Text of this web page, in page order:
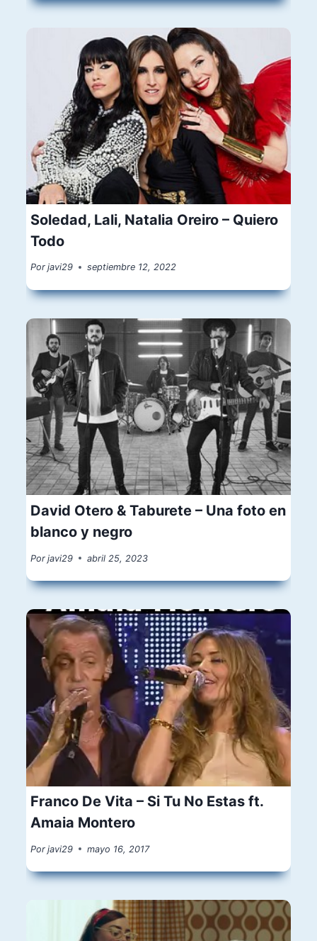
Soledad, Lali, Natalia Oreiro – Quiero
Todo
Por javi29 septiembre 12, 2022
David Otero & Taburete – Una foto en
blanco y negro
Por javi29 abril 25, 2023
Franco De Vita – Si Tu No Estas ft.
Amaia Montero
Por javi29 mayo 16, 2017